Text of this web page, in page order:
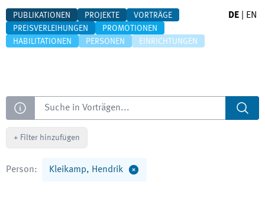
PUBLIKATIONEN PROJEKTE
VORTRÄGE
PREISVERLEIHUNGEN
PROMOTIONEN
HABILITATIONEN
PERSONEN EINRICHTUNGEN
DE EN
Suche
+ Filter hinzufügen
Person: Kleikamp, Hendrik